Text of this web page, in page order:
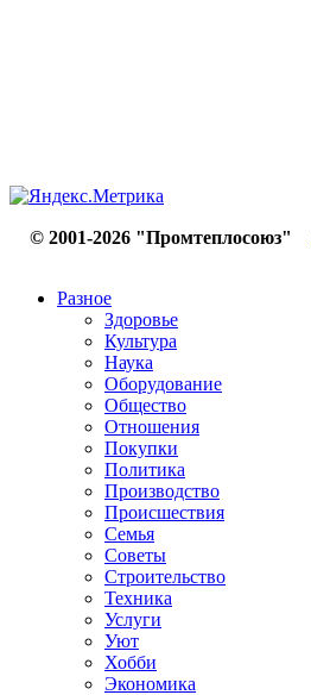
© 2001-2026 "Промтеплосоюз"
Разное
Здоровье
Культура
Наука
Оборудование
Общество
Отношения
Покупки
Политика
Производство
Происшествия
Семья
Советы
Строительство
Техника
Услуги
Уют
Хобби
Экономика